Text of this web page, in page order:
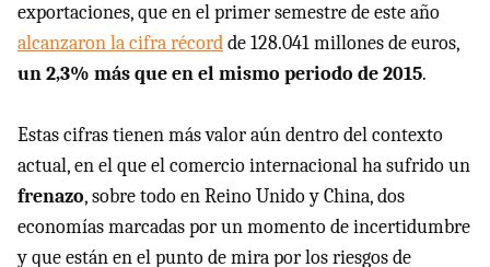
exportaciones, que en el primer semestre de este año
alcanzaron la cifra récordde 128.041 millones de euros,
un 2,3% más que en el mismo periodo de 2015.
Estas cifras tienen más valor aún dentro del contexto
actual, en el que el comercio internacional ha sufrido un
frenazo, sobre todo en Reino Unido y China, dos
economías marcadas por un momento de incertidumbre
y que están en el punto de mira por los riesgos de